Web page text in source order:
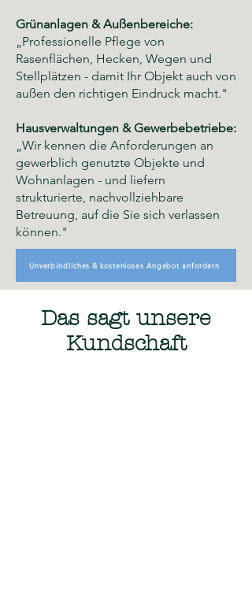
Grünanlagen & Außenbereiche:
„Professionelle Pflege von
Rasenflächen, Hecken, Wegen und
Stellplätzen - damit Ihr Objekt auch von
außen den richtigen Eindruck macht."
Hausverwaltungen & Gewerbebetriebe:
„Wir kennen die Anforderungen an
gewerblich genutzte Objekte und
Wohnanlagen - und liefern
strukturierte, nachvollziehbare
Betreuung, auf die Sie sich verlassen
können."
Unverbindliches & kostenloses Angebot anfordern
Das sagt unsere
Kundschaft